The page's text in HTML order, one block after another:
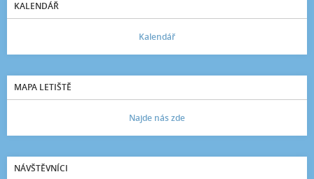
KALENDÁŘ
Kalendář
MAPA LETIŠTĚ
Najde nás zde
NÁVŠTĚVNÍCI